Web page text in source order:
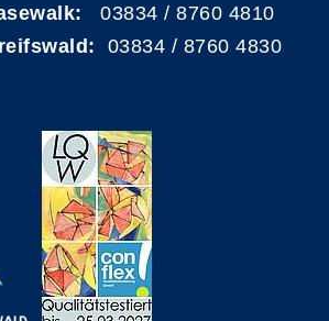
03834 / 8760 4810
03834 / 8760 4830